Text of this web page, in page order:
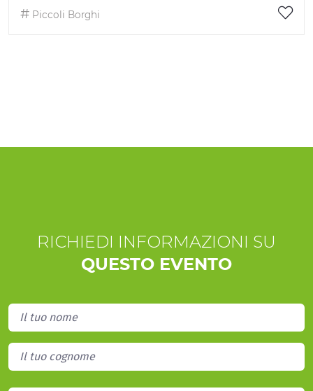
Piccoli Borghi
RICHIEDI INFORMAZIONI SU
QUESTO EVENTO